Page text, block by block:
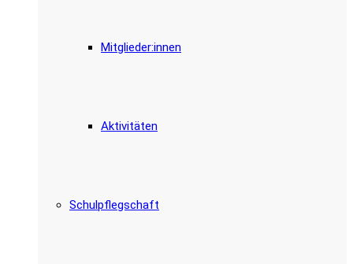
Mitglieder:innen
Aktivitäten
Schulpflegschaft